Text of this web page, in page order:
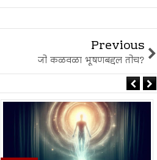
Previous
जो कळवळा भूषणबद्दल तोच?